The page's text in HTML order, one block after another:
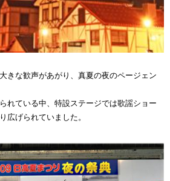
きな歓声があがり、真夏の夜のページェン
れている中、特設ステージでは歌謡ショー
広げられていました。